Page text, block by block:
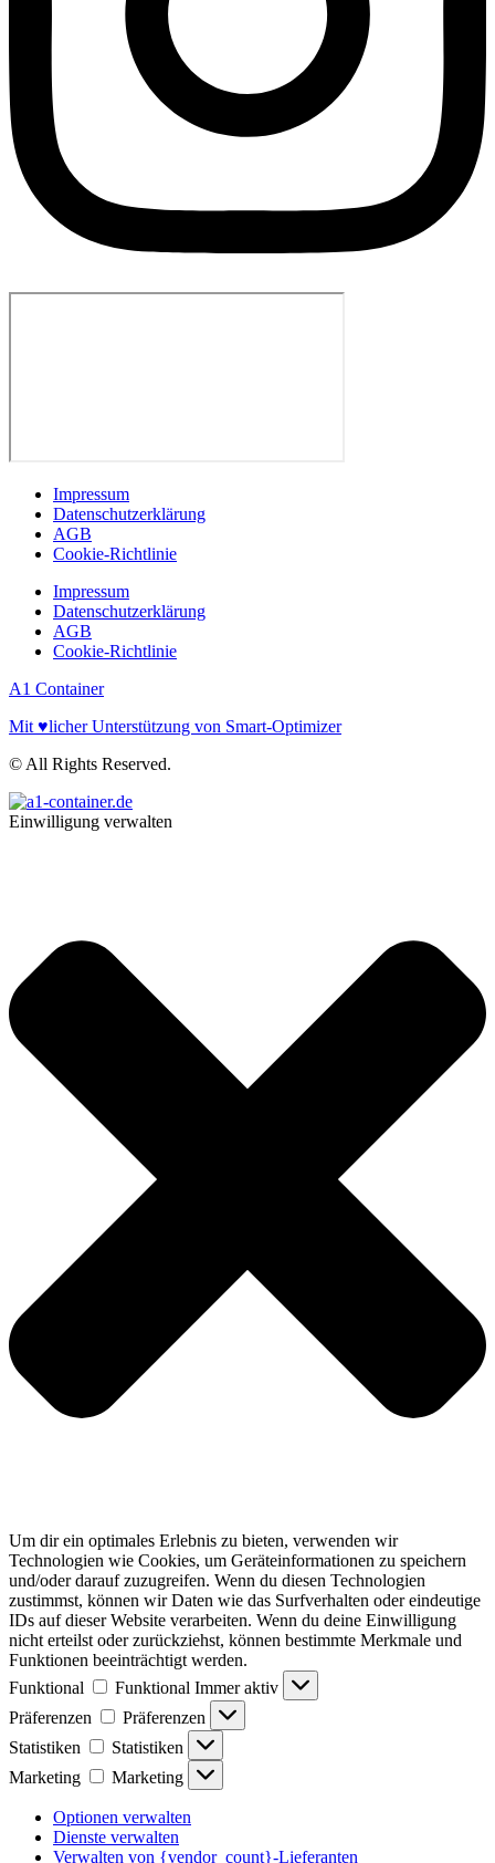
Impressum
Datenschutzerklärung
AGB
Cookie-Richtlinie
Impressum
Datenschutzerklärung
AGB
Cookie-Richtlinie
A1 Container
Mit ♥licher Unterstützung von Smart-Optimizer
© All Rights Reserved.
Einwilligung verwalten
Um dir ein optimales Erlebnis zu bieten, verwenden wir
Technologien wie Cookies, um Geräteinformationen zu speichern
und/oder darauf zuzugreifen. Wenn du diesen Technologien
zustimmst, können wir Daten wie das Surfverhalten oder eindeutige
IDs auf dieser Website verarbeiten. Wenn du deine Einwilligung
nicht erteilst oder zurückziehst, können bestimmte Merkmale und
Funktionen beeinträchtigt werden.
Funktional
Funktional Immer aktiv
Präferenzen
Präferenzen
Statistiken
Statistiken
Marketing
Marketing
Optionen verwalten
Dienste verwalten
Verwalten von {vendor_count}-Lieferanten